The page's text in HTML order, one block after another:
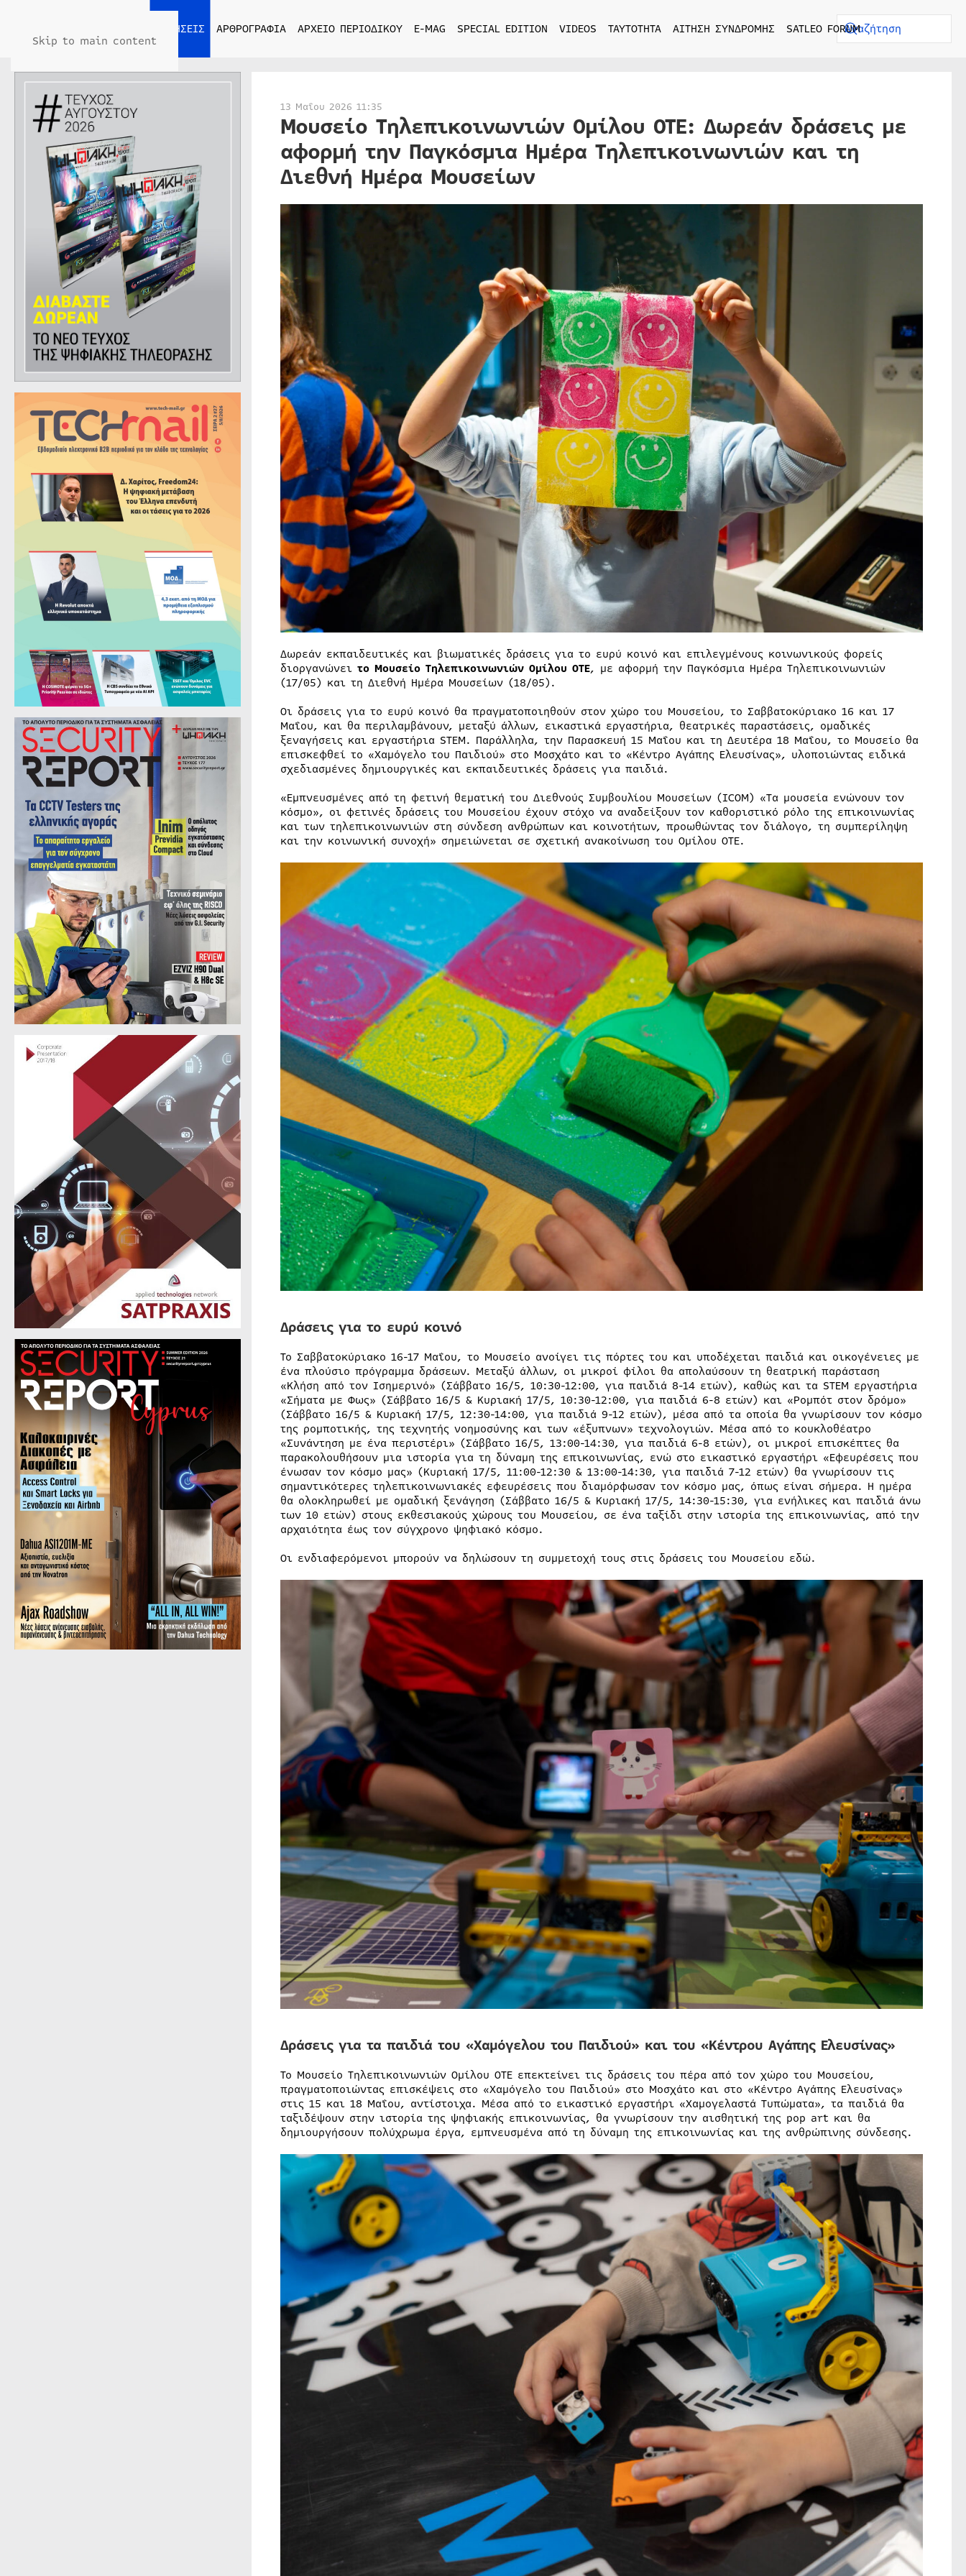
Skip to main content
ΕΙΔΗΣΕΙΣ ΑΡΘΡΟΓΡΑΦΙΑ ΑΡΧΕΙΟ ΠΕΡΙΟΔΙΚΟΥ E-MAG SPECIAL EDITION VIDEOS ΤΑΥΤΟΤΗΤΑ ΑΙΤΗΣΗ ΣΥΝΔΡΟΜΗΣ SATLEO FORUM
13 Μαΐου 2026 11:35
Μουσείο Τηλεπικοινωνιών Ομίλου ΟΤΕ: Δωρεάν δράσεις με
αφορμή την Παγκόσμια Ημέρα Τηλεπικοινωνιών και τη
Διεθνή Ημέρα Μουσείων
Δωρεάν εκπαιδευτικές και βιωματικές δράσεις για το ευρύ κοινό και επιλεγμένους κοινωνικούς φορείς
διοργανώνει το Μουσείο Τηλεπικοινωνιών Ομίλου ΟΤΕ, με αφορμή την Παγκόσμια Ημέρα Τηλεπικοινωνιών
(17/05) και τη Διεθνή Ημέρα Μουσείων (18/05).
Οι δράσεις για το ευρύ κοινό θα πραγματοποιηθούν στον χώρο του Μουσείου, το Σαββατοκύριακο 16 και 17
Μαΐου, και θα περιλαμβάνουν, μεταξύ άλλων, εικαστικά εργαστήρια, θεατρικές παραστάσεις, ομαδικές
ξεναγήσεις και εργαστήρια STEM. Παράλληλα, την Παρασκευή 15 Μαΐου και τη Δευτέρα 18 Μαΐου, το Μουσείο θα
επισκεφθεί το «Χαμόγελο του Παιδιού» στο Μοσχάτο και το «Κέντρο Αγάπης Ελευσίνας», υλοποιώντας ειδικά
σχεδιασμένες δημιουργικές και εκπαιδευτικές δράσεις για παιδιά.
«Εμπνευσμένες από τη φετινή θεματική του Διεθνούς Συμβουλίου Μουσείων (ICOM) «Τα μουσεία ενώνουν τον
κόσμο», οι φετινές δράσεις του Μουσείου έχουν στόχο να αναδείξουν τον καθοριστικό ρόλο της επικοινωνίας
και των τηλεπικοινωνιών στη σύνδεση ανθρώπων και κοινοτήτων, προωθώντας τον διάλογο, τη συμπερίληψη
και την κοινωνική συνοχή» σημειώνεται σε σχετική ανακοίνωση του Ομίλου ΟΤΕ.
Δράσεις για το ευρύ κοινό
Το Σαββατοκύριακο 16-17 Μαΐου, το Μουσείο ανοίγει τις πόρτες του και υποδέχεται παιδιά και οικογένειες με
ένα πλούσιο πρόγραμμα δράσεων. Μεταξύ άλλων, οι μικροί φίλοι θα απολαύσουν τη θεατρική παράσταση
«Κλήση από τον Ισημερινό» (Σάββατο 16/5, 10:30-12:00, για παιδιά 8-14 ετών), καθώς και τα STEM εργαστήρια
«Σήματα με Φως» (Σάββατο 16/5 & Κυριακή 17/5, 10:30-12:00, για παιδιά 6-8 ετών) και «Ρομπότ στον δρόμο»
(Σάββατο 16/5 & Κυριακή 17/5, 12:30-14:00, για παιδιά 9-12 ετών), μέσα από τα οποία θα γνωρίσουν τον κόσμο
της ρομποτικής, της τεχνητής νοημοσύνης και των «έξυπνων» τεχνολογιών. Μέσα από το κουκλοθέατρο
«Συνάντηση με ένα περιστέρι» (Σάββατο 16/5, 13:00-14:30, για παιδιά 6-8 ετών), οι μικροί επισκέπτες θα
παρακολουθήσουν μια ιστορία για τη δύναμη της επικοινωνίας, ενώ στο εικαστικό εργαστήρι «Εφευρέσεις που
ένωσαν τον κόσμο μας» (Κυριακή 17/5, 11:00-12:30 & 13:00-14:30, για παιδιά 7-12 ετών) θα γνωρίσουν τις
σημαντικότερες τηλεπικοινωνιακές εφευρέσεις που διαμόρφωσαν τον κόσμο μας, όπως είναι σήμερα. Η ημέρα
θα ολοκληρωθεί με ομαδική ξενάγηση (Σάββατο 16/5 & Κυριακή 17/5, 14:30-15:30, για ενήλικες και παιδιά άνω
των 10 ετών) στους εκθεσιακούς χώρους του Μουσείου, σε ένα ταξίδι στην ιστορία της επικοινωνίας, από την
αρχαιότητα έως τον σύγχρονο ψηφιακό κόσμο.
Οι ενδιαφερόμενοι μπορούν να δηλώσουν τη συμμετοχή τους στις δράσεις του Μουσείου εδώ.
Δράσεις για τα παιδιά του «Χαμόγελου του Παιδιού» και του «Κέντρου Αγάπης Ελευσίνας»
Το Μουσείο Τηλεπικοινωνιών Ομίλου ΟΤΕ επεκτείνει τις δράσεις του πέρα από τον χώρο του Μουσείου,
πραγματοποιώντας επισκέψεις στο «Χαμόγελο του Παιδιού» στο Μοσχάτο και στο «Κέντρο Αγάπης Ελευσίνας»
στις 15 και 18 Μαΐου, αντίστοιχα. Μέσα από το εικαστικό εργαστήρι «Χαμογελαστά Τυπώματα», τα παιδιά θα
ταξιδέψουν στην ιστορία της ψηφιακής επικοινωνίας, θα γνωρίσουν την αισθητική της pop art και θα
δημιουργήσουν πολύχρωμα έργα, εμπνευσμένα από τη δύναμη της επικοινωνίας και της ανθρώπινης σύνδεσης.